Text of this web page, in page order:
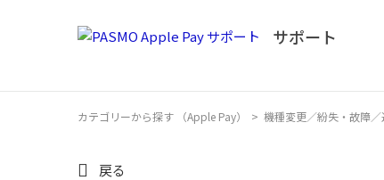
カテゴリーから探す （Apple Pay） > 機種変更／紛失・故障／
戻る